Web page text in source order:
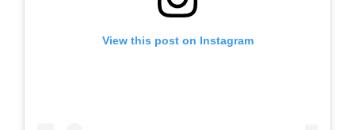
View this post on Instagram